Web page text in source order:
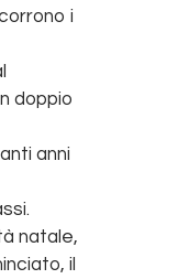
i
doppio
anni
natale,
il